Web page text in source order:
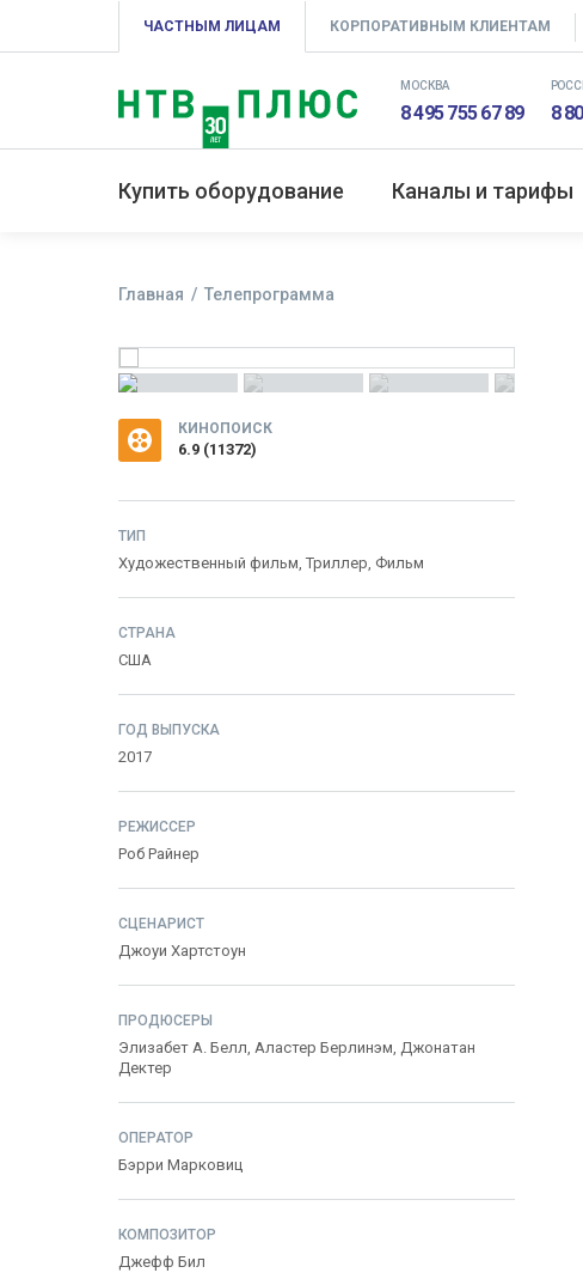
ЧАСТНЫМ ЛИЦАМ КОРПОРАТИВНЫМ КЛИЕНТАМ
МОСКВА
8 495 755 67 89 8
Купить оборудование Каналы и тарифы
Главная Телепрограмма
КИНОПОИСК
6.9 (11372)
ТИП
Художественный фильм, Триллер, Фильм
СТРАНА
США
ГОД ВЫПУСКА
2017
РЕЖИССЕР
Роб Райнер
СЦЕНАРИСТ
Джоуи Хартстоун
ПРОДЮСЕРЫ
Элизабет А. Белл, Аластер Берлинэм, Джонатан
Дектер
ОПЕРАТОР
Бэрри Марковиц
КОМПОЗИТОР
Джефф Бил